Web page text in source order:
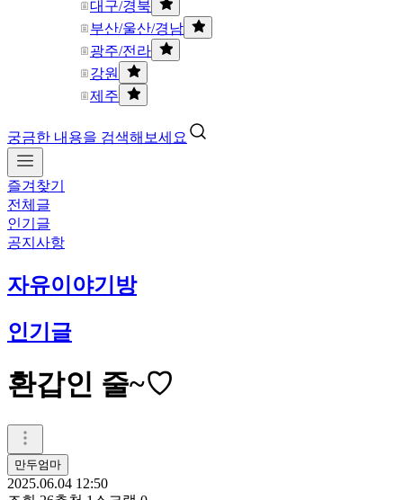
대구/경북
부산/울산/경남
광주/전라
강원
제주
궁금한 내용을 검색해보세요
즐겨찾기
전체글
인기글
공지사항
자유이야기방
인기글
환갑인 줄~♡
만두엄마
2025.06.04 12:50